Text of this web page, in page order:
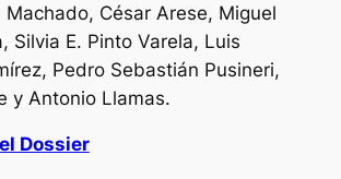
Machado, César Arese, Miguel
Silvia E. Pinto Varela, Luis
Pedro Sebastián Pusineri,
y Antonio Llamas.
Dossier